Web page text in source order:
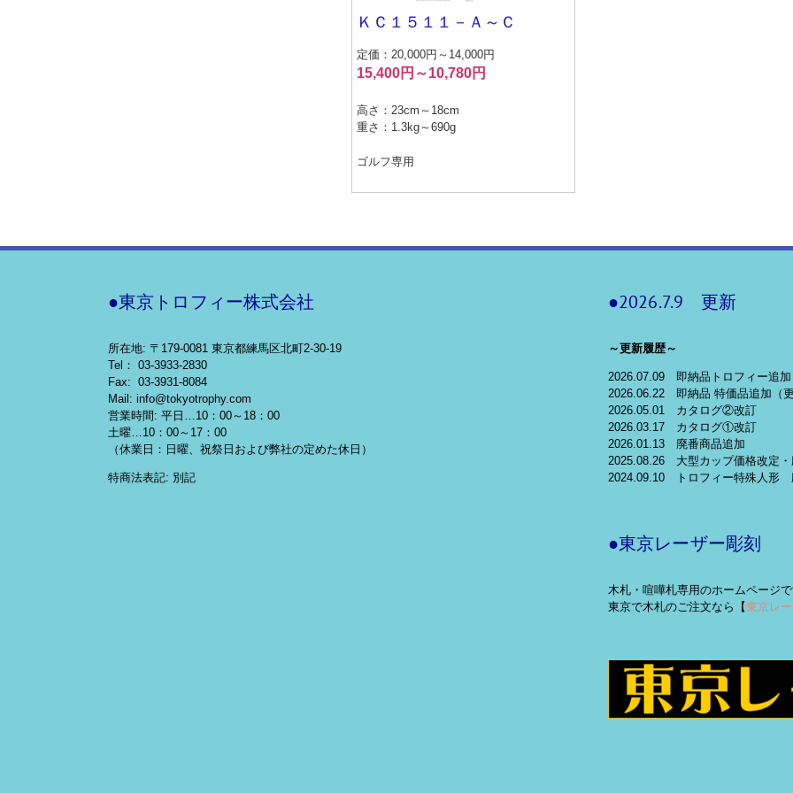
ＫＣ１５１１－Ａ～Ｃ
定価：20,000円～14,000円
15,400円～10,780円
高さ：23cm～18cm
重さ：1.3kg～690g
ゴルフ専用
●東京トロフィー株式会社
所在地: 〒179-0081 東京都練馬区北町2-30-19
Tel： 03-3933-2830
Fax: 03-3931-8084
Mail: info@tokyotrophy.com
営業時間: 平日…10：00～18：00
土曜…10：00～17：00
（休業日：日曜、祝祭日および弊社の定めた休日）
特商法表記: 別記
●2026.7.9 更新
～更新履歴～
2026.07.09 即納品トロフィー追加
2026.06.22 即納品 特価品追加（
2026.05.01 カタログ②改訂
2026.03.17 カタログ①改訂
2026.01.13 廃番商品追加
2025.08.26 大型カップ価格改定・
2024.09.10 トロフィー特殊人形
●東京レーザー彫刻
木札・喧嘩札専用のホームページ
東京で木札のご注文なら【東京レ